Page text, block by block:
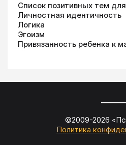
Список позитивных тем
Личностная идентичность
Логика
Эгоизм
Привязанность ребенка к
©2009-2026 «
Политика